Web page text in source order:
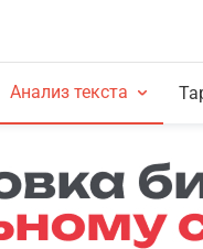
Анализ текста